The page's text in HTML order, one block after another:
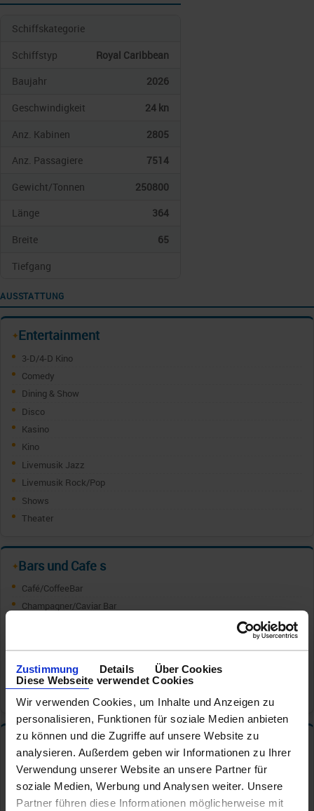
Zustimmung Details
Über Cookies
Diese Webseite verwendet Cookies
Wir verwenden Cookies, um Inhalte und Anzeigen zu
personalisieren, Funktionen für soziale Medien anbieten
zu können und die Zugriffe auf unsere Website zu
analysieren. Außerdem geben wir Informationen zu Ihrer
Verwendung unserer Website an unsere Partner für
soziale Medien, Werbung und Analysen weiter. Unsere
Partner führen diese Informationen möglicherweise mit
Schiffskategorie
Schiffstyp
Royal Caribbean
Baujahr
2026
Geschwindigkeit
24 kn
Anz. Kabinen
2805
Anz. Passagiere
7514
Gewicht/Tonnen
250800
Länge
364
Breite
65
Tiefgang
AUSSTATTUNG
✦Entertainment
3-D/4-D Kino
Comedy
Dining & Show
Disco
Kasino
Kino
Livemusik Jazz
Livemusik Rock/Pop
Shows
Theater
✦Bars und Cafe s
Café/CoffeeBar
Champagner/Caviar Bar
Pub
✦Kids und Teens
Babysitter
KidsClub/Kindergarten
Kinderpool/Aquapark